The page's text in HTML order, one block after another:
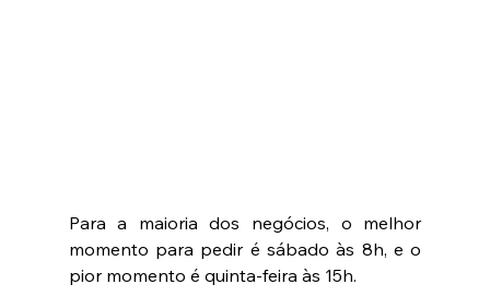
Para a maioria dos negócios, o melhor
momento para pedir é sábado às 8h, e o
pior momento é quinta-feira às 15h.